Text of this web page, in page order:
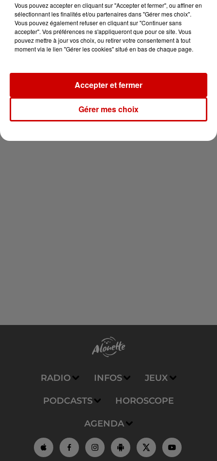
Le Duel - Gagnez votre balade
en jet ski !
Newsletter
RADIO INFOS JEUX
PODCASTS HOROSCOPE
AGENDA
Vous pouvez accepter en cliquant sur "Accepter et fermer", ou affiner en
sélectionnant les finalités et/ou partenaires dans "Gérer mes choix".
Vous pouvez également refuser en cliquant sur "Continuer sans
accepter". Vos préférences ne s'appliqueront que pour ce site. Vous
pouvez mettre à jour vos choix, ou retirer votre consentement à tout
moment via le lien "Gérer les cookies" situé en bas de chaque page.
Gérer mes choix
Accepter et fermer